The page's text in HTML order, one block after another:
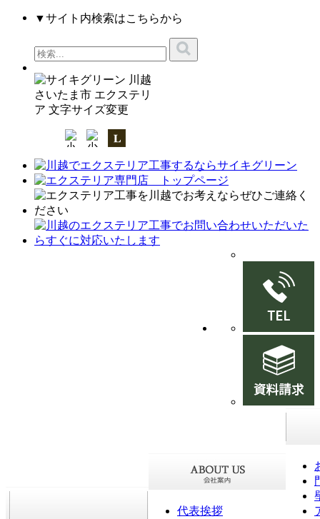
▼サイト内検索はこちらから
代表挨拶